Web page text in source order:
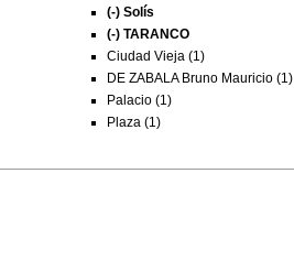
(-) Solís
(-) TARANCO
Ciudad Vieja (1)
DE ZABALA Bruno Mauricio (1)
Palacio (1)
Plaza (1)